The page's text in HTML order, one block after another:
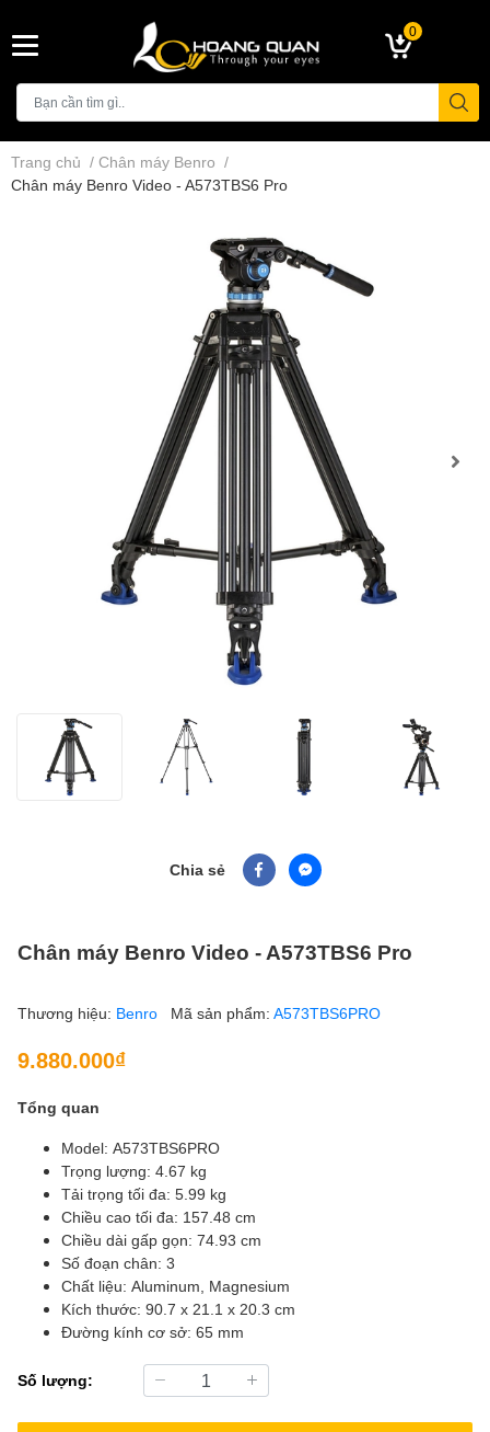
0
Trang chủ / Chân máy Benro /
Chân máy Benro Video - A573TBS6 Pro
Chia sẻ
Chân máy Benro Video - A573TBS6 Pro
Thương hiệu: Benro Mã sản phẩm: A573TBS6PRO
9.880.000₫
Tổng quan
Model: A573TBS6PRO
Trọng lượng: 4.67 kg
Tải trọng tối đa: 5.99 kg
Chiều cao tối đa: 157.48 cm
Chiều dài gấp gọn: 74.93 cm
Số đoạn chân: 3
Chất liệu: Aluminum, Magnesium
Kích thước: 90.7 x 21.1 x 20.3 cm
Đường kính cơ sở: 65 mm
Số lượng: